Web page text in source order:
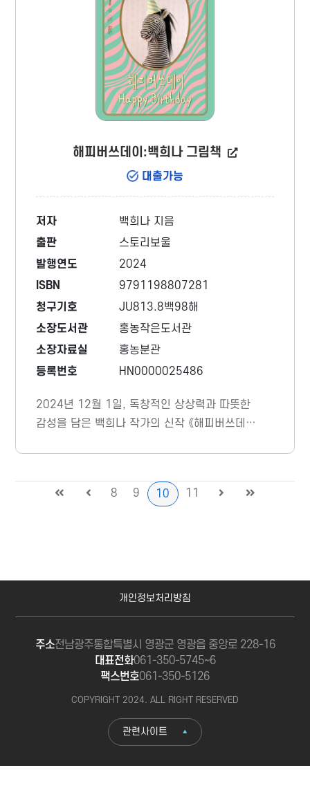
해피버쓰데이:백희나 그림책
대출가능
저자
백희나 지음
출판
스토리보울
발행연도
2024
ISBN
9791198807281
청구기호
JU813.8백98해
소장도서관
홍농작은도서관
소장자료실
홍농분관
등록번호
HN0000025486
2024년 12월 1일, 독창적인 상상력과 따뜻한
감성을 담은 백희나 작가의 신작 《해피버쓰데
작 그림책이다. 이 책은 생일 선물로 받은 하루
에 한 벌씩 새로운 옷이 걸려 있는 마법의 옷장
8 9 10 11
개인정보처리방침
주소전남광주통합특별시 영광군 영광읍 중앙로 228-16
대표전화061-350-5745~6
팩스번호061-350-5126
COPYRIGHT 2024. ALL RIGHT RESERVED
관련사이트